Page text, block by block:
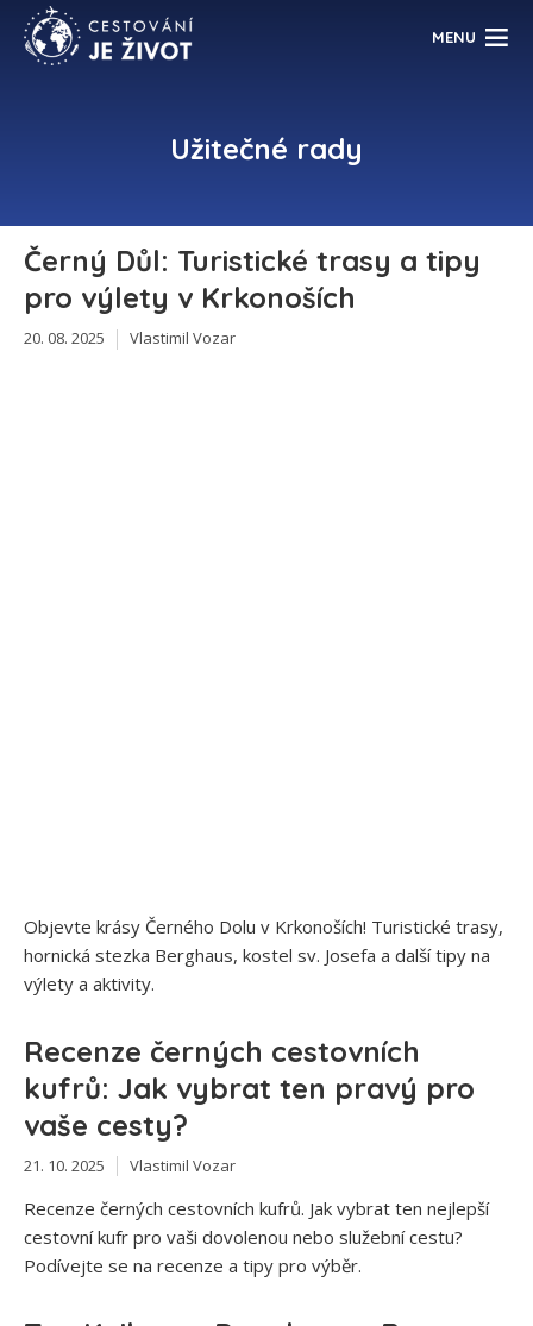
MENU
Užitečné rady
Černý Důl: Turistické trasy a tipy
pro výlety v Krkonoších
20. 08. 2025 Vlastimil Vozar
Objevte krásy Černého Dolu v Krkonoších! Turistické trasy,
hornická stezka Berghaus, kostel sv. Josefa a další tipy na
výlety a aktivity.
Recenze černých cestovních
kufrů: Jak vybrat ten pravý pro
vaše cesty?
21. 10. 2025 Vlastimil Vozar
Recenze černých cestovních kufrů. Jak vybrat ten nejlepší
cestovní kufr pro vaši dovolenou nebo služební cestu?
Podívejte se na recenze a tipy pro výběr.